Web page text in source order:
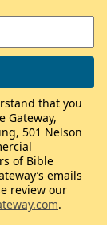
that you
Gateway,
501 Nelson
of Bible
emails
review our
.